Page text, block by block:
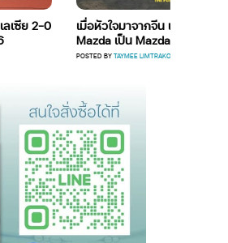
เมื่อหัวใจมาจากจีน แล้วอะไรที่ยังทำให้
Mazda เป็น Mazda
TAYMEE LIMTRAKOOL 04/08/2026